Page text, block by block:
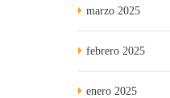
marzo 2025
febrero 2025
enero 2025